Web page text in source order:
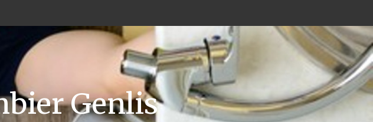
Genlis